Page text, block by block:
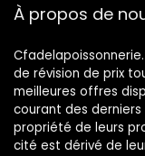
À propos de
de révision de prix
meilleures offres
courant des
propriété de leurs
cité est dérivé de